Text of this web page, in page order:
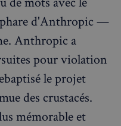
phare d'Anthropic —
Anthropic a
pour violation
le projet
des crustacés.
mémorable et